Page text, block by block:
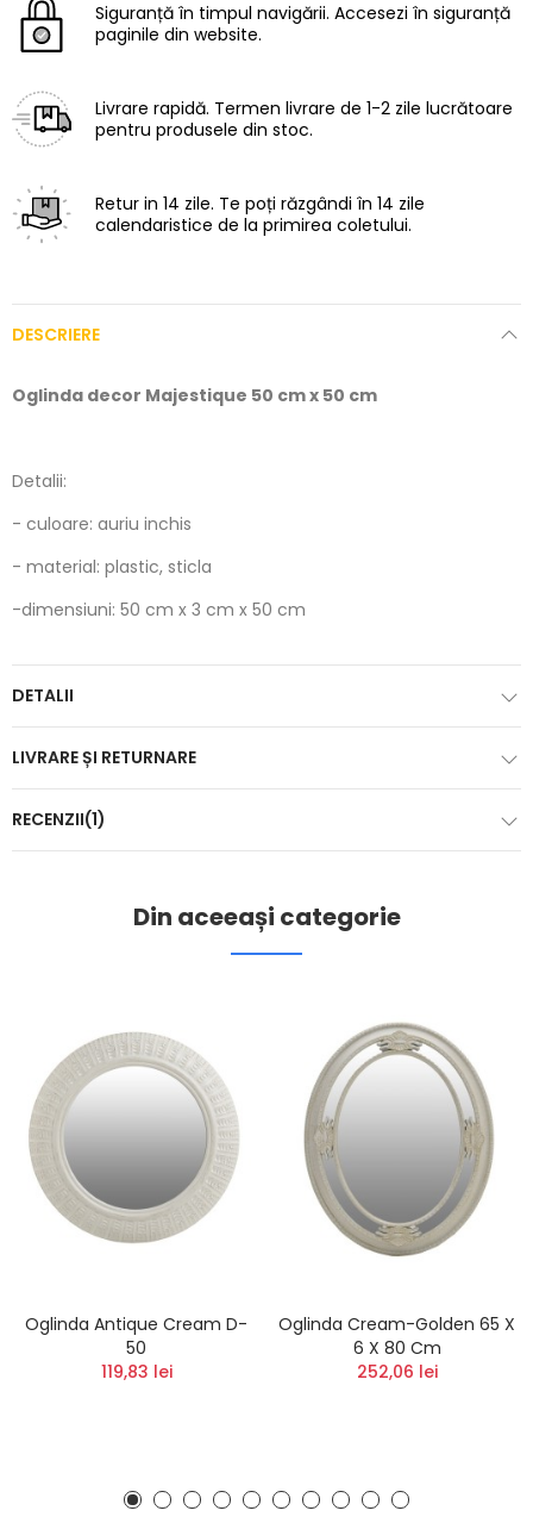
Siguranță în timpul navigării. Accesezi în siguranță
paginile din website.
Livrare rapidă. Termen livrare de 1-2 zile lucrătoare
pentru produsele din stoc.
Retur in 14 zile. Te poți răzgândi în 14 zile
calendaristice de la primirea coletului.
DESCRIERE
Oglinda decor Majestique 50 cm x 50 cm
Detalii:
- culoare: auriu inchis
- material: plastic, sticla
-dimensiuni: 50 cm x 3 cm x 50 cm
DETALII
LIVRARE ȘI RETURNARE
RECENZII(1)
Din aceeași categorie
Oglinda Antique Cream D-
50
119,83 lei
Oglinda Cream-Golden 65 X
6 X 80 Cm
252,06 lei